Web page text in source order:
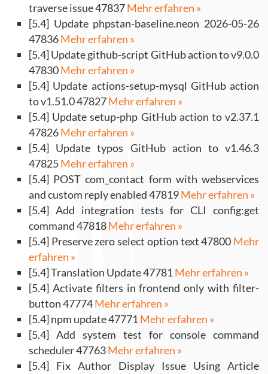
traverse issue 47837Mehr erfahren »
[5.4] Update phpstan-baseline.neon 2026-05-26
47836Mehr erfahren »
[5.4] Update github-script GitHub action to v9.0.0
47830Mehr erfahren »
[5.4] Update actions-setup-mysql GitHub action
to v1.51.0 47827Mehr erfahren »
[5.4] Update setup-php GitHub action to v2.37.1
47826Mehr erfahren »
[5.4] Update typos GitHub action to v1.46.3
47825Mehr erfahren »
[5.4] POST com_contact form with webservices
and custom reply enabled 47819Mehr erfahren »
[5.4] Add integration tests for CLI config:get
command 47818Mehr erfahren »
[5.4] Preserve zero select option text 47800 Mehr
erfahren »
[5.4] Translation Update 47781 Mehr erfahren »
[5.4] Activate filters in frontend only with filter-
button 47774Mehr erfahren »
[5.4] npm update 47771 Mehr erfahren »
[5.4] Add system test for console command
scheduler 47763Mehr erfahren »
[5.4] Fix Author Display Issue Using Article